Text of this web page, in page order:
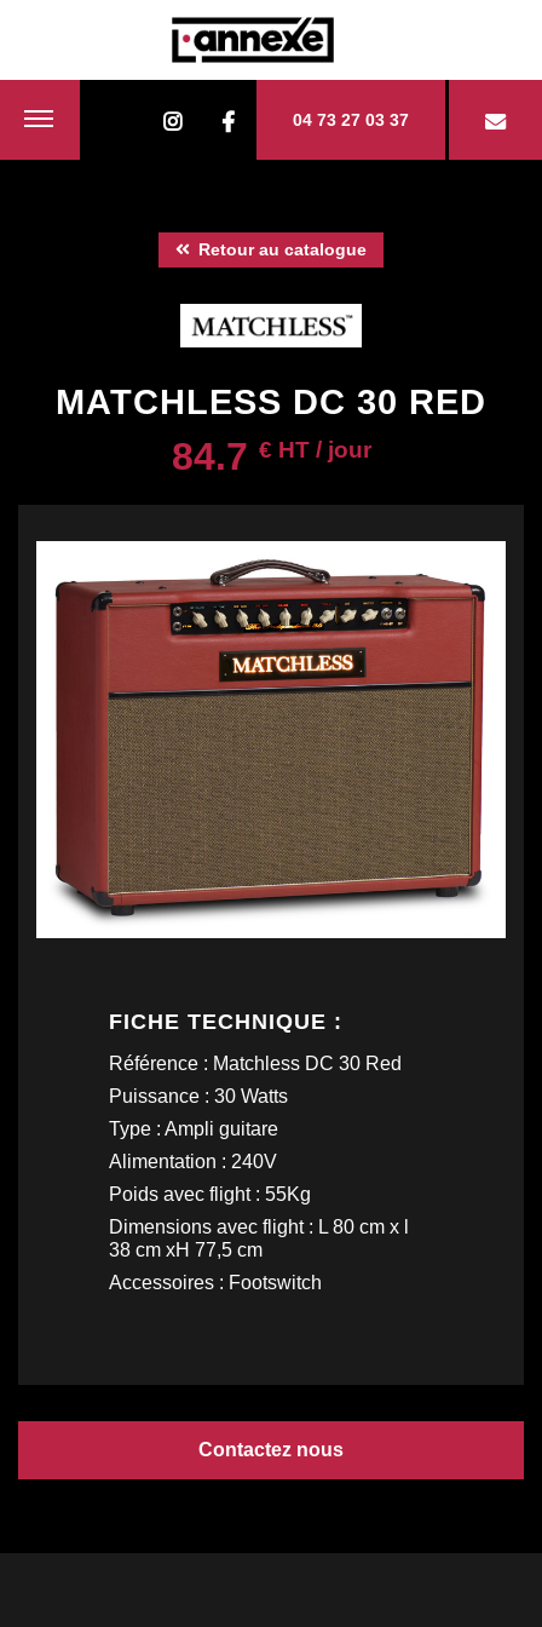
04 73 27 03 37
Retour au catalogue
MATCHLESS DC 30 RED
84.7 € HT / jour
FICHE TECHNIQUE :
Référence : Matchless DC 30 Red
Puissance : 30 Watts
Type : Ampli guitare
Alimentation : 240V
Poids avec flight : 55Kg
Dimensions avec flight : L 80 cm x l
38 cm xH 77,5 cm
Accessoires : Footswitch
Contactez nous